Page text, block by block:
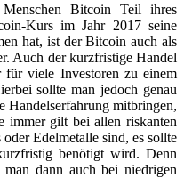
Bitcoin Teil ihres
Kurs im Jahr 2017 seine
hat, ist der Bitcoin auch als
Auch der kurzfristige Handel
viele Investoren zu einem
sollte man jedoch genau
Handelserfahrung mitbringen,
immer gilt bei allen riskanten
Edelmetalle sind, es sollte
benötigt wird. Denn
dann auch bei niedrigen